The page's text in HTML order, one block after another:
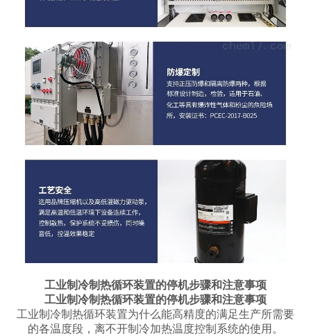
工业制冷制热循环装置的停机步骤和注意事项
工业制冷制热循环装置的停机步骤和注意事项
工业制冷制热循环装置为什么能高精度的满足生产所需要
的各温度段，离不开制冷加热温度控制系统的使用。